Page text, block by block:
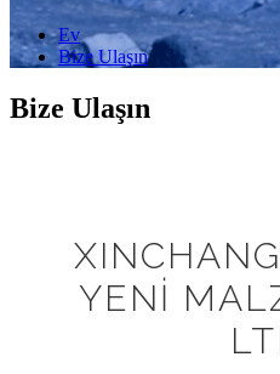
Ev
Bize Ulaşın
Bize Ulaşın
YENİ